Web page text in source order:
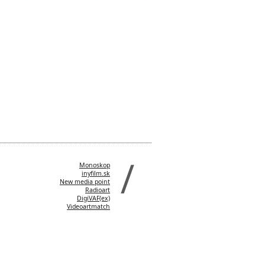
Monoskop
inyfilm.sk
New media point
Radioart
DigiVAF(ex)
Videoartmatch